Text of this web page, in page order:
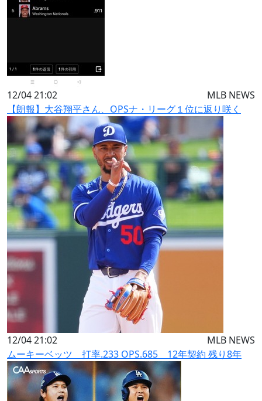
12/04 21:02
MLB NEWS
【朗報】大谷翔平さん、OPSナ・リーグ１位に返り咲く
12/04 21:02
MLB NEWS
ムーキーベッツ 打率.233 OPS.685 12年契約 残り8年